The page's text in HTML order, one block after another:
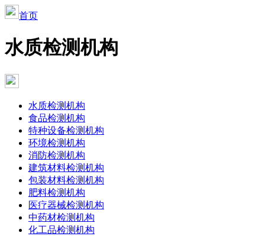
首页
水质检测机构
水质检测机构
食品检测机构
特种设备检测机构
环境检测机构
消防检测机构
建筑材料检测机构
包装材料检测机构
肥料检测机构
医疗器械检测机构
中药材检测机构
化工品检测机构